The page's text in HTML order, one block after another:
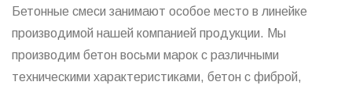
Бетонные смеси занимают особое место в линейке
производимой нашей компанией продукции. Мы
производим бетон восьми марок с различными
техническими характеристиками, бетон с фиброй,